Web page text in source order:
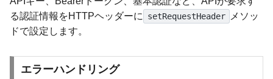
る認証情報をHTTPヘッダーに
setRequestHeader
メソッ
ドで設定します。
エラーハンドリング